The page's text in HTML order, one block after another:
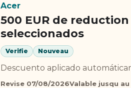
Acer
500 EUR de
seleccionados
Verifie Nouveau
Descuento aplicado
Revise 07/08/2026Valable jusqu